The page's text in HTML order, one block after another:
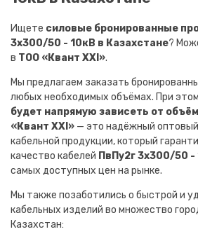
Ищете силовые бронированные
3х300/50 - 10кВ в Казахстане?
в ТОО «Квант XXI».
Мы предлагаем заказать
любых необходимых объёмах. При этом
будет напрямую зависеть от
«Квант XXI» — это надёжный
кабельной продукции, который
качество кабелей ПвПу2г 3х300/50 -
самых доступных цен на рынке.
Мы также позаботились о быстрой и
кабельных изделий во множество
Казахстан: